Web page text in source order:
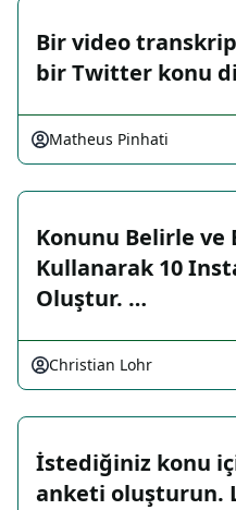
Bir video
bir Twitter konu
Matheus Pinhati
Konunu Belirle ve
Kullanarak 10
Oluştur. …
Christian Lohr
İstediğiniz konu
anketi oluşturun.